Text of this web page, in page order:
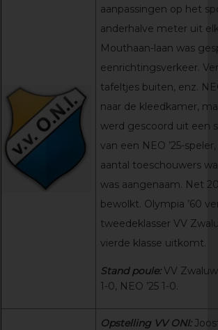
aanpassingen op het
anderhalve meter uit
Mouthaan-laan was
eenrichtingsverkeer.
tafeltjes buiten, enz.
naar de kleedkamer,
werd gescoord uit een
van een NEO ’25-
aantal toeschouwers
was aangenaam. Net
bewolkt. Olympia ’60
tweedeklasser VV
vierde klasse uitkomt.
Stand poule:VV
1-0, NEO ’25 1-0.
Opstelling VV ONI: